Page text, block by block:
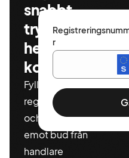
snabbt,
tryggt och
helt
kostnadsfritt
Fyll i ditt
registeringnummer
och miltal för att ta
emot bud från
handlare
r